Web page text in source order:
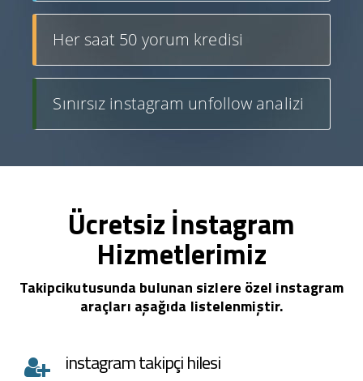
Her saat 50 yorum kredisi
Sınırsız instagram unfollow analizi
Ücretsiz İnstagram
Hizmetlerimiz
Takipcikutusunda bulunan sizlere özel instagram
araçları aşağıda listelenmiştir.
instagram takipçi hilesi